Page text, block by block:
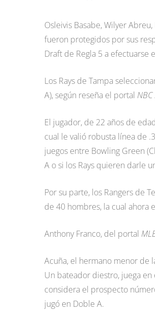
Osleivis Basabe, Wilyer
fueron protegidos por sus
Draft de Regla 5 a efectuarse
Los Rays de Tampa
A), según reseña el portal
El jugador, de 22 años de
cual le valió robusta línea de
juegos entre Bowling Green
A o si los Rays quieren darle
Por su parte, los Rangers de
de 40 hombres, la cual ahora
Anthony Franco, del portal
Acuña, el hermano menor de
Un bateador diestro, juega
considera el prospecto
jugó en Doble A.